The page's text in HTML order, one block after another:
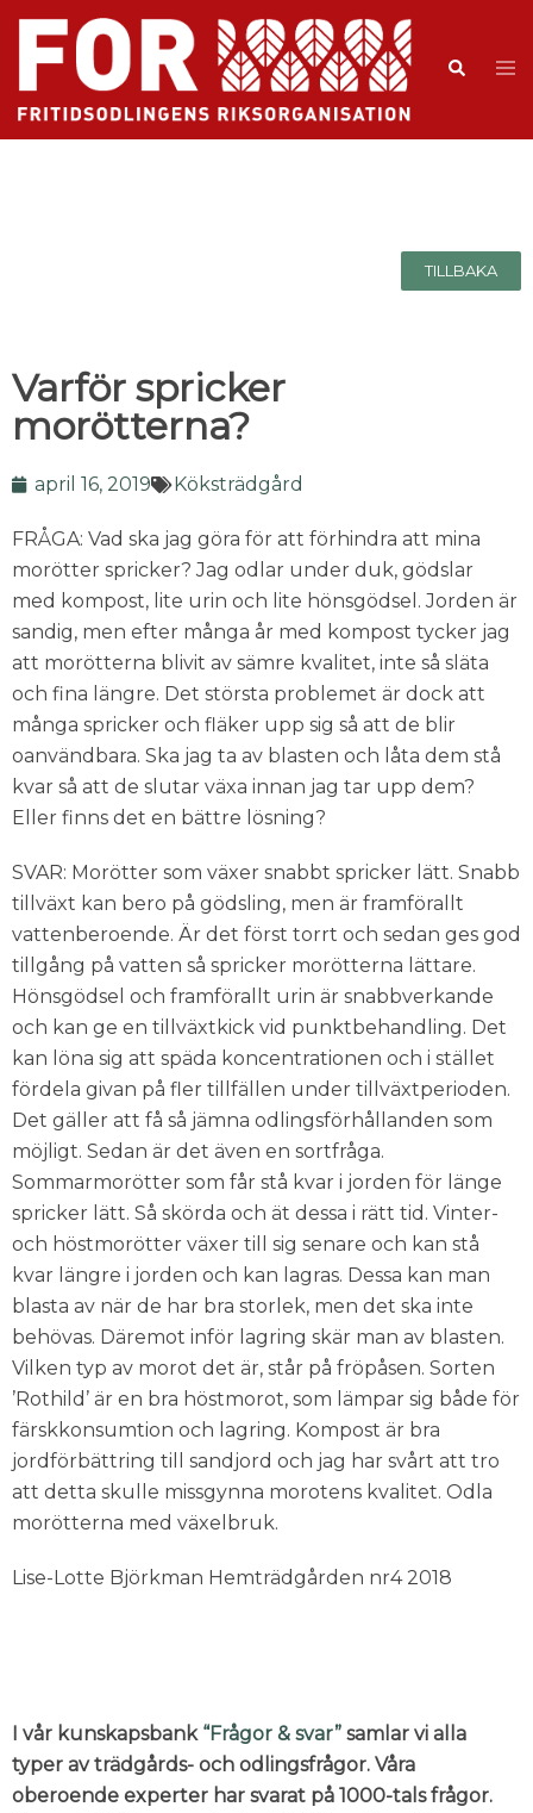
TILLBAKA
Varför spricker
morötterna?
april 16, 2019 Köksträdgård
FRÅGA: Vad ska jag göra för att förhindra att mina
morötter spricker? Jag odlar under duk, gödslar
med kompost, lite urin och lite hönsgödsel. Jorden är
sandig, men efter många år med kompost tycker jag
att morötterna blivit av sämre kvalitet, inte så släta
och fina längre. Det största problemet är dock att
många spricker och fläker upp sig så att de blir
oanvändbara. Ska jag ta av blasten och låta dem stå
kvar så att de slutar växa innan jag tar upp dem?
Eller finns det en bättre lösning?
SVAR: Morötter som växer snabbt spricker lätt. Snabb
tillväxt kan bero på gödsling, men är framförallt
vattenberoende. Är det först torrt och sedan ges god
tillgång på vatten så spricker morötterna lättare.
Hönsgödsel och framförallt urin är snabbverkande
och kan ge en tillväxtkick vid punktbehandling. Det
kan löna sig att späda koncentrationen och i stället
fördela givan på fler tillfällen under tillväxtperioden.
Det gäller att få så jämna odlingsförhållanden som
möjligt. Sedan är det även en sortfråga.
Sommarmorötter som får stå kvar i jorden för länge
spricker lätt. Så skörda och ät dessa i rätt tid. Vinter-
och höstmorötter växer till sig senare och kan stå
kvar längre i jorden och kan lagras. Dessa kan man
blasta av när de har bra storlek, men det ska inte
behövas. Däremot inför lagring skär man av blasten.
Vilken typ av morot det är, står på fröpåsen. Sorten
’Rothild’ är en bra höstmorot, som lämpar sig både för
färskkonsumtion och lagring. Kompost är bra
jordförbättring till sandjord och jag har svårt att tro
att detta skulle missgynna morotens kvalitet. Odla
morötterna med växelbruk.
Lise-Lotte Björkman Hemträdgården nr4 2018
I vår kunskapsbank “Frågor & svar” samlar vi alla
typer av trädgårds- och odlingsfrågor. Våra
oberoende experter har svarat på 1000-tals frågor.